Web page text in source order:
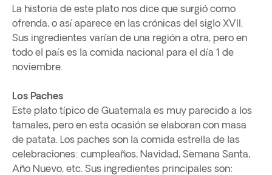
La historia de este plato nos dice que surgió como
ofrenda, o así aparece en las crónicas del siglo XVII.
Sus ingredientes varían de una región a otra, pero en
todo el país es la comida nacional para el día 1 de
noviembre.
Los Paches
Este plato típico de Guatemala es muy parecido a los
tamales, pero en esta ocasión se elaboran con masa
de patata. Los paches son la comida estrella de las
celebraciones: cumpleaños, Navidad, Semana Santa,
Año Nuevo, etc. Sus ingredientes principales son: